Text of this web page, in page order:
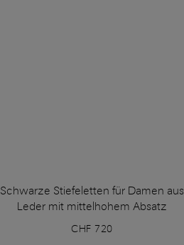
Schwarze Stiefeletten für Damen aus
Leder mit mittelhohem Absatz
CHF 720